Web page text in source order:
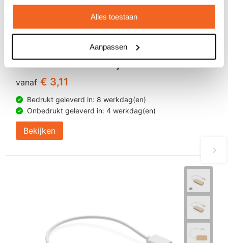
Alles toestaan
Aanpassen
USB Hub Pennenbakje Belind
vanaf € 3,11
Bedrukt geleverd in: 8 werkdag(en)
Onbedrukt geleverd in: 4 werkdag(en)
Bekijken